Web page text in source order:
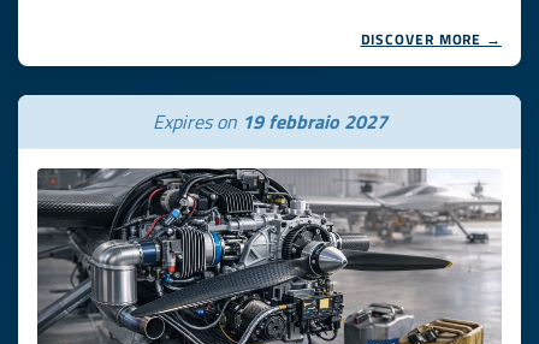
DISCOVER MORE →
Expires on 19 febbraio 2027